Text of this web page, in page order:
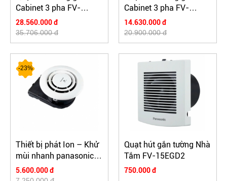
Cabinet 3 pha FV-
25SW3
28.560.000 đ
35.706.000 đ
Cabinet 3 pha FV-
28NX3
14.630.000 đ
20.900.000 đ
-23%
Thiết bị phát Ion – Khử
mùi nhanh panasonic
FV-15CSD1
5.600.000 đ
Quạt hút gắn tường Nhà
Tắm FV-15EGD2
750.000 đ